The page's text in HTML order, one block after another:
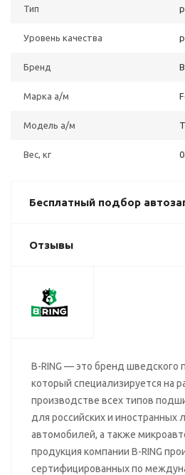
Тип
Уровень качества
Бренд
Марка а/м
Модель а/м
Вес, кг
Бесплатный подбор
Отзывы
B-RING — это бренд шведского
который специализируется на
производстве всех типов
для российских и иностранных
автомобилей, а также
продукция компании B-RING
сертифицированных по